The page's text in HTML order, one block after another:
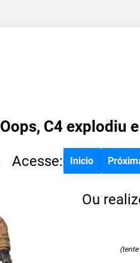
Oops, C4 explodiu
Acesse: Inicio
Ou